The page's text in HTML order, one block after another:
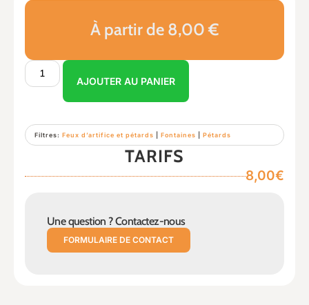
À partir de 8,00 €
AJOUTER AU PANIER
Filtres: Feux d’artifice et pétards Fontaines Pétards
TARIFS
8,00€
Une question ? Contactez-nous
FORMULAIRE DE CONTACT